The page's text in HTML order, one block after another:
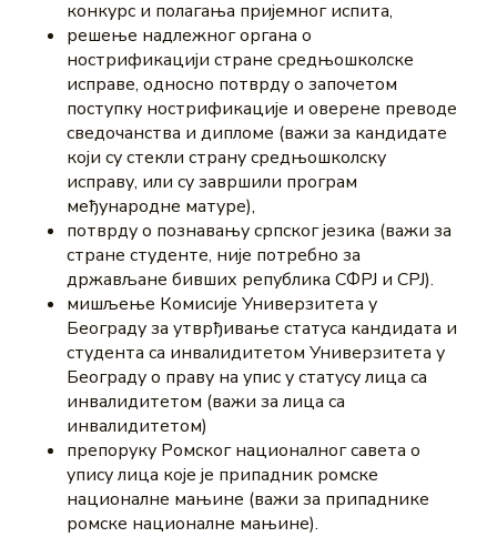
конкурс и полагања пријемног испита,
решење надлежног органа о
нострификацији стране средњошколске
исправе, односно потврду о започетом
поступку нострификације и оверене преводе
сведочанства и дипломе (важи за кандидате
који су стекли страну средњошколску
исправу, или су завршили програм
међународне матуре),
потврду о познавању српског језика (важи за
стране студенте, није потребно за
држављане бивших република СФРЈ и СРЈ).
мишљење Комисије Универзитета у
Београду за утврђивање статуса кандидата и
студента са инвалидитетом Универзитета у
Београду о праву на упис у статусу лица са
инвалидитетом (важи за лица са
инвалидитетом)
препоруку Ромског националног савета о
упису лица које је припадник ромске
националне мањине (важи за припаднике
ромске националне мањине).